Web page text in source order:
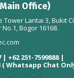
Office)
Lantai 3, Bukit
Bogor 16168.
| +62 251-7599888 |
( Whatsapp Chat